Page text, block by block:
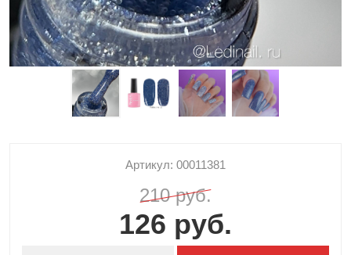
Артикул: 00011381
210 руб.
126 руб.